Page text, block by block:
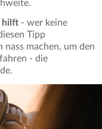
hilft - wer keine
Tipp
machen, um den
- die